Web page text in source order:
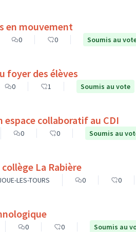
en mouvement
0 0 Soumis au
foyer des élèves
0 1 Soumis au vote
collaboratif au CDI
0 0 Soumis au
La Rabière
LES-TOURS 0 0
0 0 Soumis au